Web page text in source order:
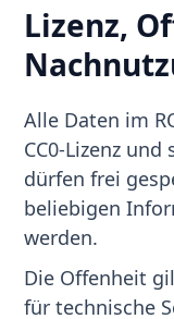
Lizenz,
Alle Daten im
CC0-Lizenz
dürfen frei
beliebigen
werden.
Die Offenheit
für technische